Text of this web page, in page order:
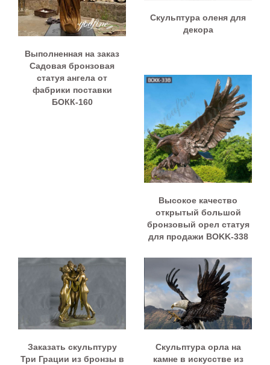
Выполненная на заказ
Садовая бронзовая
статуя ангела от
фабрики поставки
БОКК-160
Cкульптура оленя для
декора
Высокое качество
открытый большой
бронзовый орел статуя
для продажи BOKK-338
Заказать скульптуру
Три Грации из бронзы в
Скульптура орла на
камне в искусстве из